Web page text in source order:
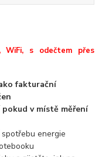
WiFi, s odečtem přes
fakturační
v místě měření
energie